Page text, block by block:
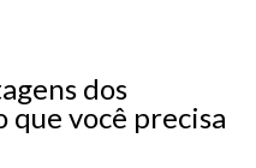
dos
você precisa